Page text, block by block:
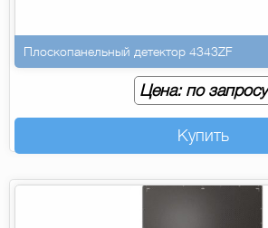
Плоскопанельный детектор 4343ZF
Цена: по запросу
Купить